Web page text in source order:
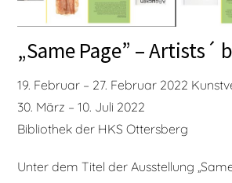
„Same Page” – Artists´
19. Februar – 27. Februar 2022
30. März – 10. Juli 2022
Bibliothek der HKS Ottersberg
Unter dem Titel der Ausstellung